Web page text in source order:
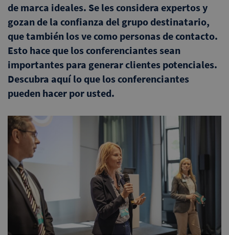
de marca ideales. Se les considera expertos y
gozan de la confianza del grupo destinatario,
que también los ve como personas de contacto.
Esto hace que los conferenciantes sean
importantes para generar clientes potenciales.
Descubra aquí lo que los conferenciantes
pueden hacer por usted.